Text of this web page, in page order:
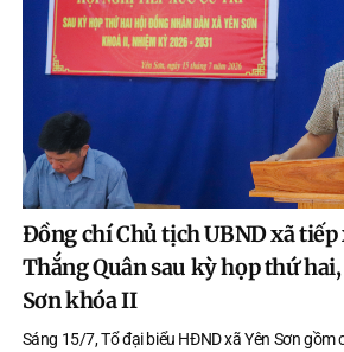
Đồng chí Chủ tịch UBND xã
Thắng Quân sau kỳ họp thứ
Sơn khóa II
Sáng 15/7, Tổ đại biểu HĐND xã Yên Sơn gồm